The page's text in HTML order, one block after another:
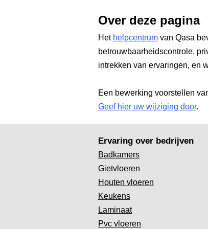
Over deze pagina
Het helpcentrum van Qasa
betrouwbaarheidscontrole,
intrekken van ervaringen, en
Een bewerking voorstellen
Geef hier uw wijziging door.
Ervaring over bedrijven
Badkamers
Gietvloeren
Houten vloeren
Keukens
Laminaat
Pvc vloeren